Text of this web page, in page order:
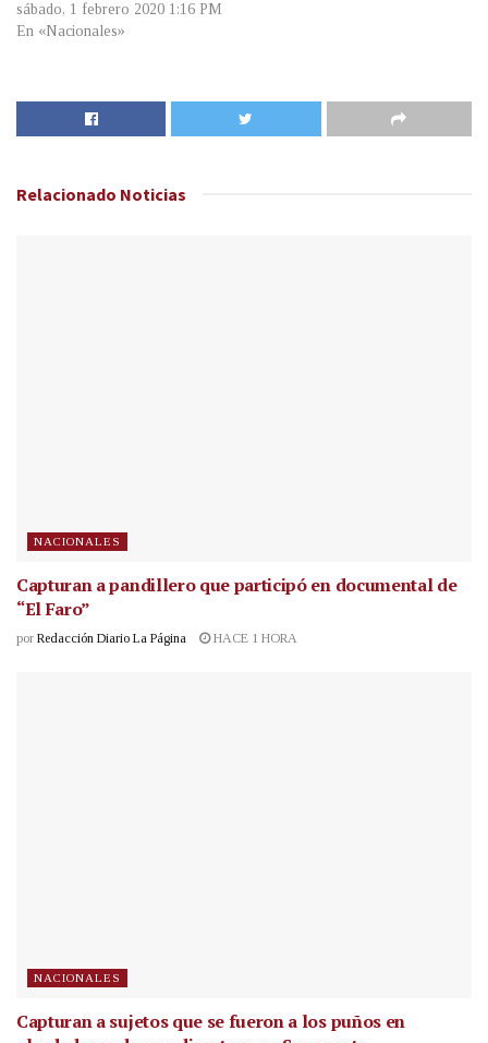
sábado, 1 febrero 2020 1:16 PM
En «Nacionales»
Relacionado Noticias
NACIONALES
Capturan a pandillero que participó en documental de
“El Faro”
por Redacción Diario La Página HACE 1 HORA
NACIONALES
Capturan a sujetos que se fueron a los puños en